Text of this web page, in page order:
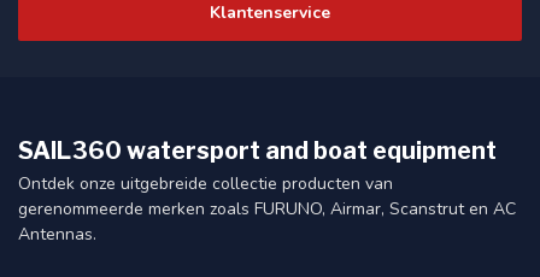
Klantenservice
SAIL360 watersport and boat equipment
Ontdek onze uitgebreide collectie producten van
gerenommeerde merken zoals FURUNO, Airmar, Scanstrut en AC
Antennas.